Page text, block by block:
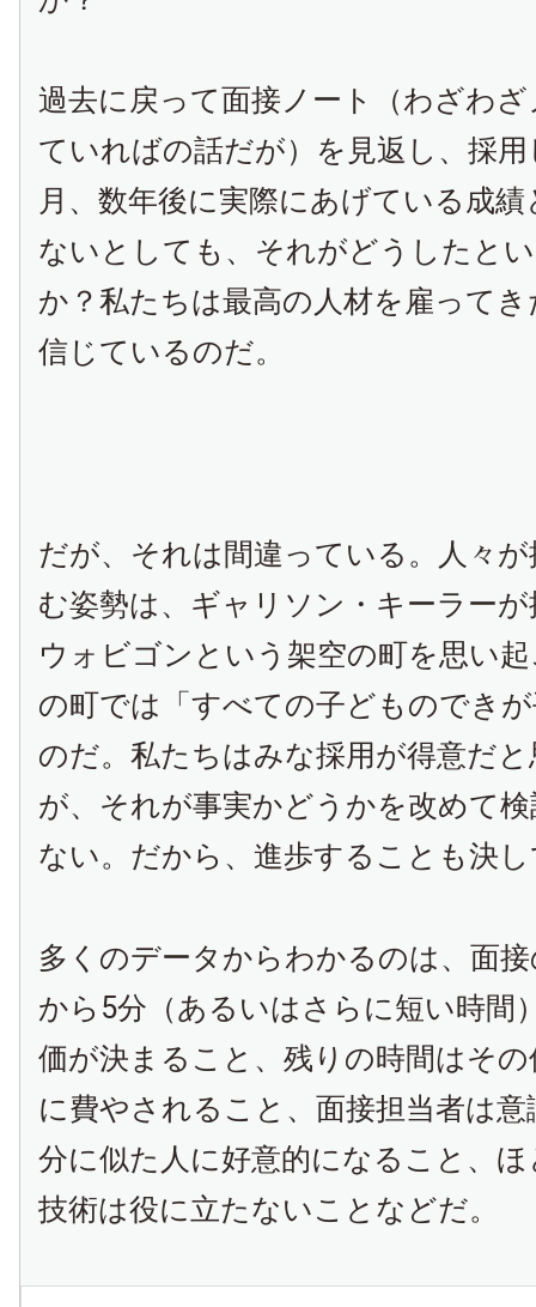
過去に戻って面接ノート（わざわ
ていればの話だが）を見返し、採
月、数年後に実際にあげている成
ないとしても、それがどうしたと
か？私たちは最高の人材を雇って
信じているのだ。
だが、それは間違っている。人々
む姿勢は、ギャリソン・キーラー
ウォビゴンという架空の町を思い
の町では「すべての子どものでき
のだ。私たちはみな採用が得意だ
が、それが事実かどうかを改めて
ない。だから、進歩することも決
多くのデータからわかるのは、面
から5分（あるいはさらに短い時間
価が決まること、残りの時間はそ
に費やされること、面接担当者は
分に似た人に好意的になること、
技術は役に立たないことなどだ。